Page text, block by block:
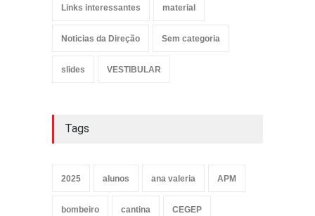
Links interessantes material
Noticias da Direção Sem categoria
slides VESTIBULAR
Tags
2025 alunos ana valeria APM
bombeiro cantina CEGEP